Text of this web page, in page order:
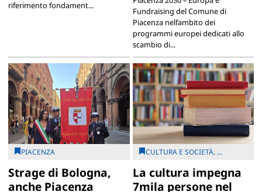
riferimento fondament...
Fundraising del Comune di
Piacenza nell’ambito dei
programmi europei dedicati allo
scambio di...
PIACENZA
Strage di Bologna,
anche Piacenza
CULTURA E SOCIETÀ, ...
La cultura impegna
7mila persone nel